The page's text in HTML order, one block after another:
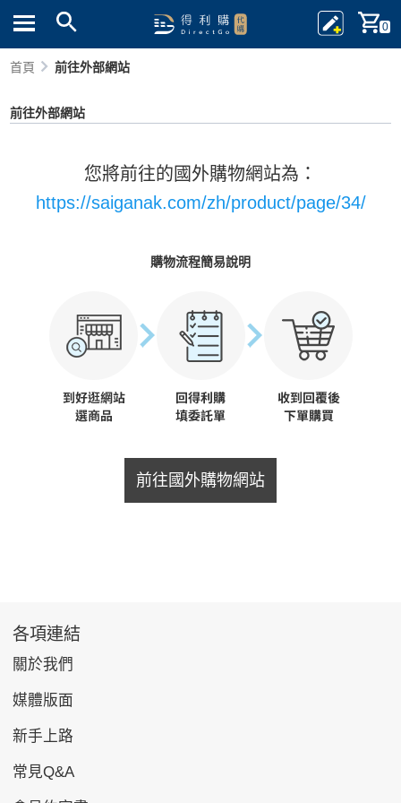
0
首頁 前往外部網站
前往外部網站
您將前往的國外購物網站為：
https://saiganak.com/zh/product/page/34/
購物流程簡易說明
前往國外購物網站
各項連結
關於我們
媒體版面
新手上路
常見Q&A